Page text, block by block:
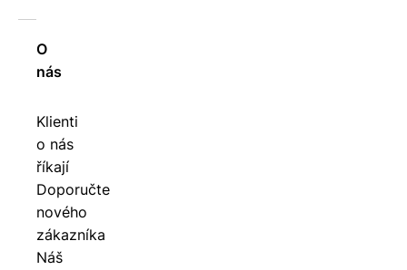
O
nás
Klienti
o nás
říkají
Doporučte
nového
zákazníka
Náš